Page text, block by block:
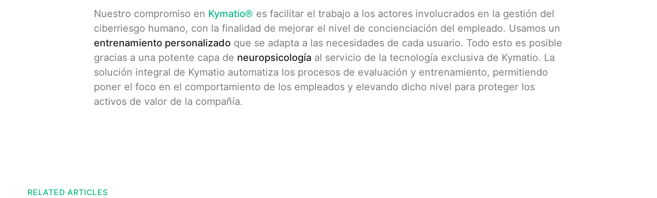
Nuestro compromiso en Kymatio® es facilitar el trabajo a los actores involucrados en la gestión del
ciberriesgo humano, con la finalidad de mejorar el nivel de concienciación del empleado. Usamos un
entrenamiento personalizado que se adapta a las necesidades de cada usuario. Todo esto es posible
gracias a una potente capa de neuropsicología al servicio de la tecnología exclusiva de Kymatio. La
solución integral de Kymatio automatiza los procesos de evaluación y entrenamiento, permitiendo
poner el foco en el comportamiento de los empleados y elevando dicho nivel para proteger los
activos de valor de la compañía.
RELATED ARTICLES